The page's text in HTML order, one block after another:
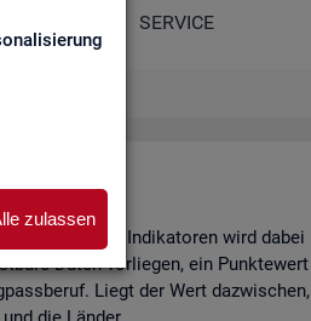
zulassen
SERVICE
sta­tis­ti­schen In­di­ka­to­ren wird dabei
Daten vor­lie­gen, ein Punk­te­wert
Liegt der Wert da­zwi­schen,